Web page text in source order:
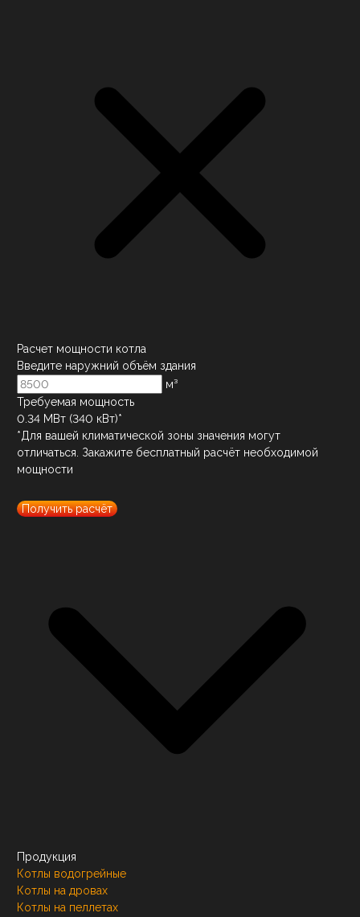
Расчет мощности котла
Введите наружний объём здания
м³
Требуемая мощность
0.34 МВт (340 кВт)*
*Для вашей климатической зоны значения могут
отличаться. Закажите бесплатный расчёт необходимой
мощности
Получить расчёт
Продукция
Котлы водогрейные
Котлы на дровах
Котлы на пеллетах